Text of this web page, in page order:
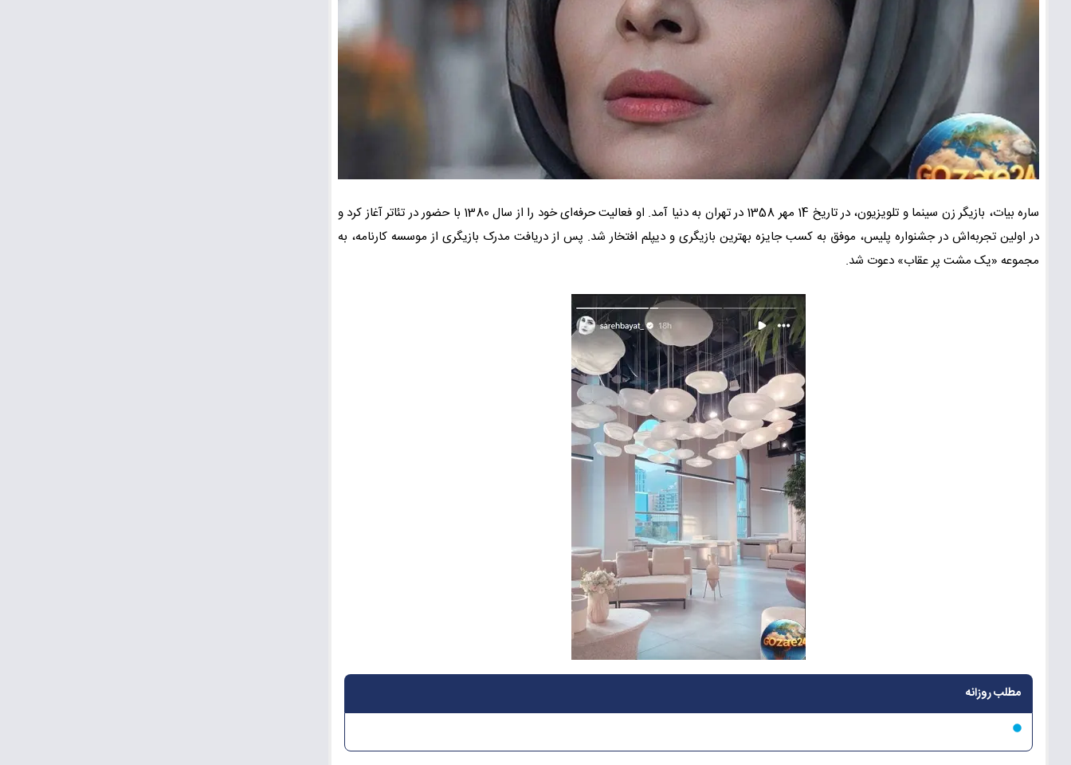
ساره بیات، بازیگر زن سینما و تلویزیون، در تاریخ 14 مهر 1358 در تهران به دنیا آمد. او فعالیت حرفه‌ای خود را از سال 1380 با حضور در تئاتر آغاز کرد و
در اولین تجربه‌اش در جشنواره پلیس، موفق به کسب جایزه بهترین بازیگری و دیپلم افتخار شد. پس از دریافت مدرک بازیگری از موسسه کارنامه، به
مجموعه «یک مشت پر عقاب» دعوت شد.
مطلب روزانه